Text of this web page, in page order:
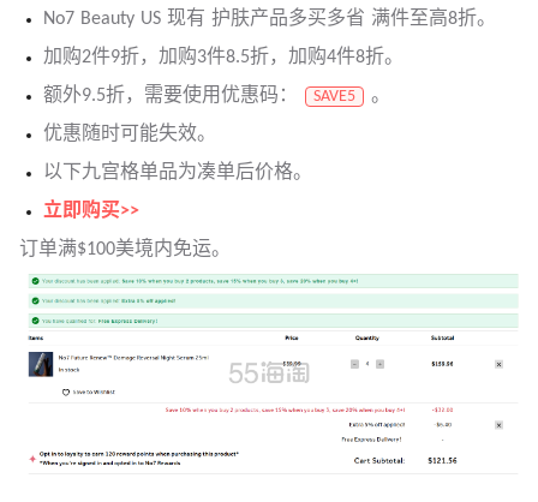
No7 Beauty US 现有 护肤产品多买多省 满件至高8折。
加购2件9折，加购3件8.5折，加购4件8折。
额外9.5折，需要使用优惠码：
SAVE5
。
优惠随时可能失效。
以下九宫格单品为凑单后价格。
立即购买>>
订单满$100美境内免运。